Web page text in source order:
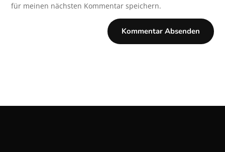
für meinen nächsten Kommentar speichern.